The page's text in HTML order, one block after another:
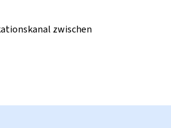
zwischen